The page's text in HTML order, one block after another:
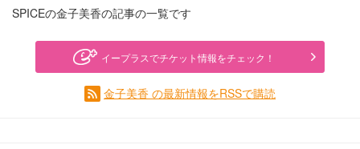
SPICEの金子美香の記事の一覧です
イープラスでチケット情報をチェック！
金子美香 の最新情報をRSSで購読